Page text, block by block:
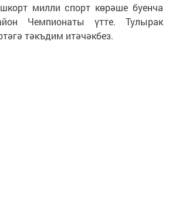
милли спорт көрәше буенча
Чемпионаты үтте. Тулырак
тәкъдим итәчәкбез.